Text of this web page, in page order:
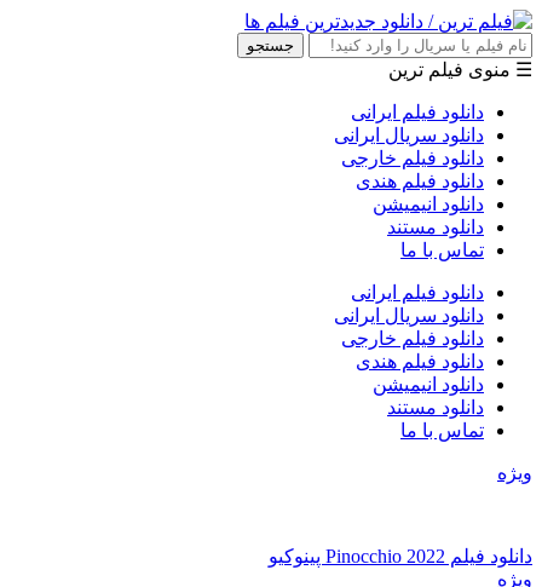
جستجو
☰ منوی فیلم ترین
دانلود فیلم ایرانی
دانلود سریال ایرانی
دانلود فیلم خارجی
دانلود فیلم هندی
دانلود انیمیشن
دانلود مستند
تماس با ما
دانلود فیلم ایرانی
دانلود سریال ایرانی
دانلود فیلم خارجی
دانلود فیلم هندی
دانلود انیمیشن
دانلود مستند
تماس با ما
ویژه
دانلود فیلم Pinocchio 2022 پینوکیو
ویژه